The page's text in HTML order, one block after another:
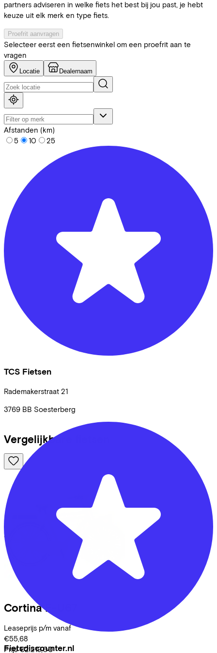
partners adviseren in welke fiets het best bij jou past, je hebt
keuze uit elk merk en type fiets.
Proefrit aanvragen
Selecteer eerst een fietsenwinkel om een proefrit aan te
vragen
Locatie Dealernaam
Afstanden (km)
5
10 25
TCS Fietsen
Rademakerstraat 21
3769 BB Soesterberg
Fietsdiscounter.nl
Vergelijkbare fietsen
Cortina E-U67
Leaseprijs p/m vanaf
€55,68
Prijs €2.219,00